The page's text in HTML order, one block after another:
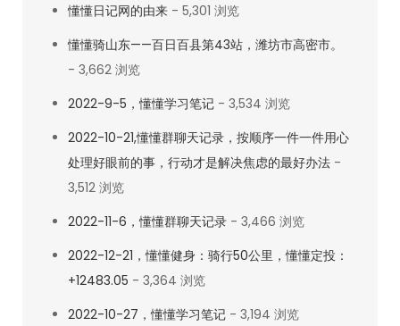
合
法
阳
光，
正
环
生
意。
懂懂日记网的由来 - 5,301 浏览
懂懂骑山东——百日百县第43站，潍坊市高密市。
- 3,662 浏览
2022-9-5，懂懂学习笔记 - 3,534 浏览
2022-10-21,懂懂群聊天记录，按顺序一件一件用心
处理好眼前的事，行动才是解决焦虑的最好办法 -
3,512 浏览
2022-11-6，懂懂群聊天记录 - 3,466 浏览
2022-12-21，懂懂健身：骑行50公里，懂懂定投：
+12483.05 - 3,364 浏览
2022-10-27，懂懂学习笔记 - 3,194 浏览